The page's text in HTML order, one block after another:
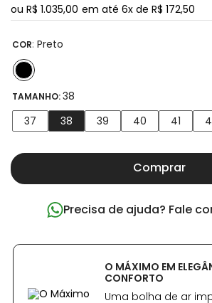
ou R$ 1.035,00 em até 6x de R$ 172,50
COR: Preto
TAMANHO:38
37
38 39 40 41
Comprar
Precisa de ajuda? Fale
O MÁXIMO EM
CONFORTO
Uma bolha de ar